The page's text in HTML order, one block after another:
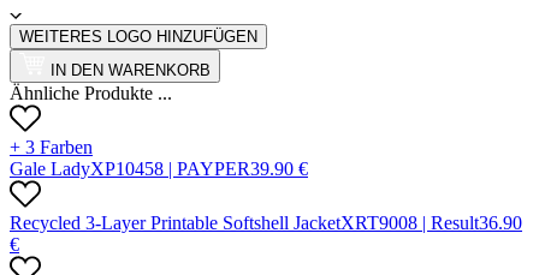
WEITERES LOGO HINZUFÜGEN
IN DEN WARENKORB
Ähnliche Produkte ...
+ 3 Farben
Gale LadyXP10458 | PAYPER39.90 €
Recycled 3-Layer Printable Softshell JacketXRT9008 | Result36.90
€